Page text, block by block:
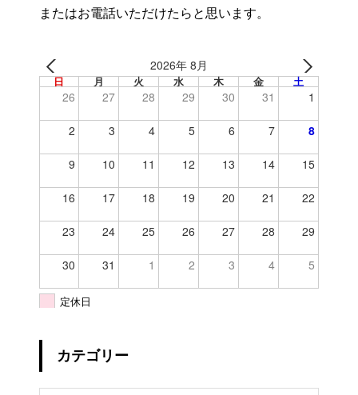
またはお電話いただけたらと思います。
2026年 8月
日 月 火 水 木 金 土
26 27 28 29 30 31 1
2 3 4 5 6 7 8
9 10 11 12 13 14 15
16 17 18 19 20 21 22
23 24 25 26 27 28 29
30 31 1 2 3 4 5
定休日
カテゴリー